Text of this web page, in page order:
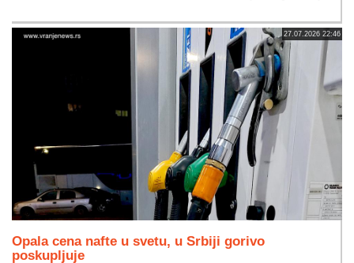
27.07.2026 22:46
Opala cena nafte u svetu, u Srbiji gorivo
poskupljuje